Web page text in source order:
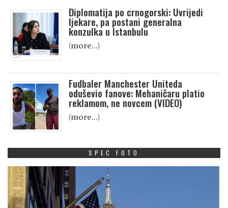
Diplomatija po crnogorski: Uvrijedi
ljekare, pa postani generalna
konzulka u Istanbulu
(more…)
Fudbaler Manchester Uniteda
oduševio fanove: Mehaničaru platio
reklamom, ne novcem (VIDEO)
(more…)
SPEC FOTO